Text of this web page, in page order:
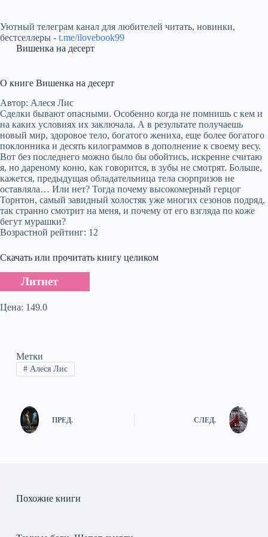
Уютный телеграм канал для любителей читать, новинки,
бестселлеры - t.me/ilovebook99
Вишенка на десерт
О книге Вишенка на десерт
Автор: Алеся Лис
Сделки бывают опасными. Особенно когда не помнишь с кем и
на каких условиях их заключала. А в результате получаешь
новый мир, здоровое тело, богатого жениха, еще более богатого
поклонника и десять килограммов в дополнение к своему весу.
Вот без последнего можно было бы обойтись, искренне считаю
я, но дареному коню, как говорится, в зубы не смотрят. Больше,
кажется, предыдущая обладательница тела сюрпризов не
оставляла… Или нет? Тогда почему высокомерный герцог
Торнтон, самый завидный холостяк уже многих сезонов подряд,
так странно смотрит на меня, и почему от его взгляда по коже
бегут мурашки?
Возрастной рейтинг: 12
Скачать или прочитать книгу целиком
Литнет
Цена: 149.0
Метки
#Алеся Лис
ПРЕД. СЛЕД.
Похожие книги